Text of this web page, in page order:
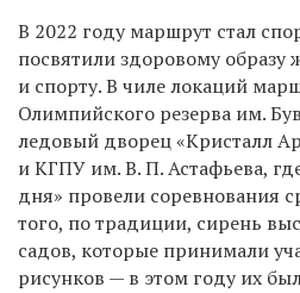
В 2022 году маршрут стал
посвятили здоровому образу
и спорту. В чиле локаций
Олимпийского резерва им.
ледовый дворец «Кристалл
и КГПУ им. В. П. Астафьева,
дня» провели соревнования
того, по традиции, сирень
садов, которые принимали
рисунков — в этом году их